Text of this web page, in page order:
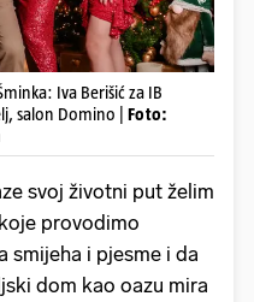
Iva Berišić za IB
salon Domino | Foto:
svoj životni put želim
provodimo
smijeha i pjesme i da
dom kao oazu mira